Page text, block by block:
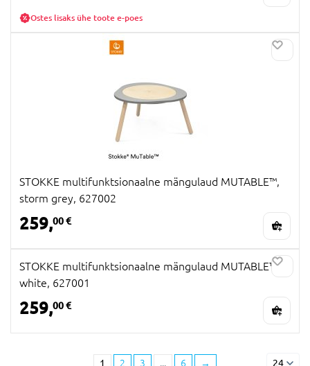
Ostes lisaks ühe toote e-poes
STOKKE multifunktsionaalne mängulaud MUTABLE™,
storm grey, 627002
259,00 €
STOKKE multifunktsionaalne mängulaud MUTABLE™,
white, 627001
259,00 €
1 2 3 ... 6 → 24